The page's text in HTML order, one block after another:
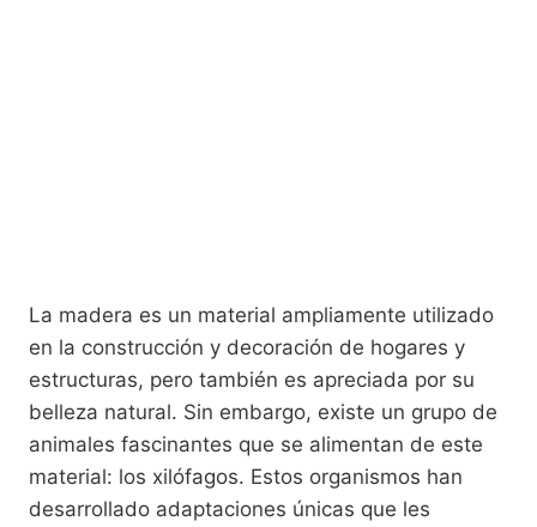
La madera es un material ampliamente utilizado
en la construcción y decoración de hogares y
estructuras, pero también es apreciada por su
belleza natural. Sin embargo, existe un grupo de
animales fascinantes que se alimentan de este
material: los xilófagos. Estos organismos han
desarrollado adaptaciones únicas que les